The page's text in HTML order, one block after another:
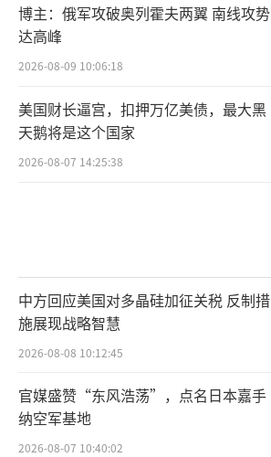
博主：俄军攻破奥列霍夫两翼 南线攻势
达高峰
2026-08-09 10:06:18
美国财长逼宫，扣押万亿美债，最大黑
天鹅将是这个国家
2026-08-07 14:25:38
中方回应美国对多晶硅加征关税 反制措
施展现战略智慧
2026-08-08 10:12:45
官媒盛赞“东风浩荡”，点名日本嘉手
纳空军基地
2026-08-07 10:40:02